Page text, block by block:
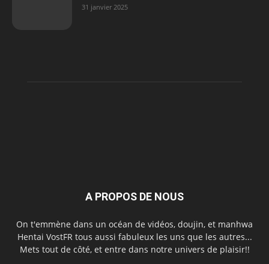
31 janvier 2025
A PROPOS DE NOUS
On t'emmène dans un océan de vidéos, doujin, et manhwa
Hentai VostFR tous aussi fabuleux les uns que les autres...
Mets tout de côté, et entre dans notre univers de plaisir!!